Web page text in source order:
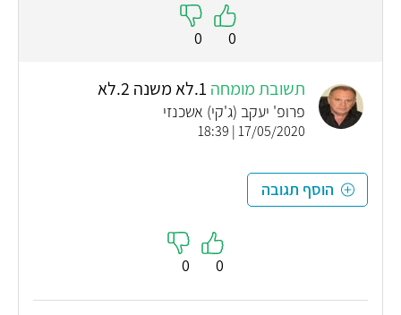
0
0
תשובת מומחה 1.לא משנה 2.לא
פרופ' יעקב (ג'קי) אשכנזי
17/05/2020 | 18:39
הוסף תגובה
0
0